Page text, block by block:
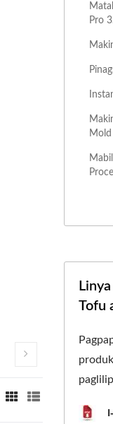
Pro
Mold
Tofu